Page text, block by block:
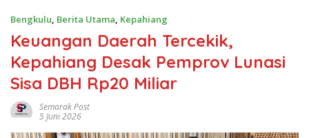
Bengkulu, Berita Utama, Kepahiang
Keuangan Daerah Tercekik,
Kepahiang Desak Pemprov Lunasi
Sisa DBH Rp20 Miliar
Semarak Post
5 Juni 2026